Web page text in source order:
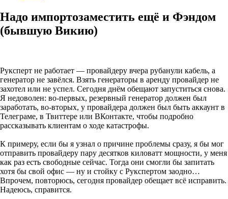
Надо импортозаместить ещё и Фэндом
(бывшую Викию)
Руксперт не работает — провайдеру вчера рубанули кабель, а
генератор не завёлся. Взять генераторы в аренду провайдер не
захотел или не успел. Сегодня днём обещают запуститься снова.
Я недоволен: во-первых, резервный генератор должен был
заработать, во-вторых, у провайдера должен был быть аккаунт в
Телеграме, в Твиттере или ВКонтакте, чтобы подробно
рассказывать клиентам о ходе катастрофы.
К примеру, если бы я узнал о причине проблемы сразу, я бы мог
отправить провайдеру пару десятков киловатт мощности, у меня
как раз есть свободные сейчас. Тогда они смогли бы запитать
хотя бы свой офис — ну и стойку с Рукспертом заодно…
Впрочем, повторюсь, сегодня провайдер обещает всё исправить.
Надеюсь, справится.